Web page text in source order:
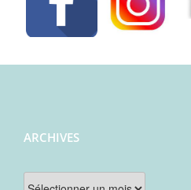
ARCHIVES
Archives